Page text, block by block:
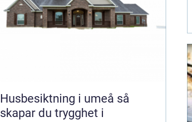
Husbesiktning i umeå så
skapar du trygghet i